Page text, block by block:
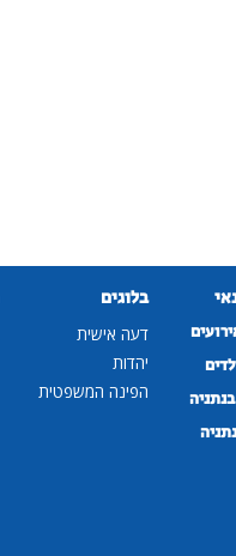
בלוגים
דעה אישית
יהדות
הפינה המשפטית